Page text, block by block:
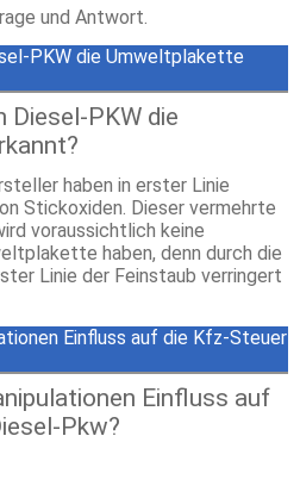
und Antwort.
PKW die Umweltplakette
Diesel-PKW die
haben in erster Linie
Stickoxiden. Dieser vermehrte
voraussichtlich keine
haben, denn durch die
Linie der Feinstaub verringert
Einfluss auf die Kfz-Steuer
Einfluss auf
Pkw?